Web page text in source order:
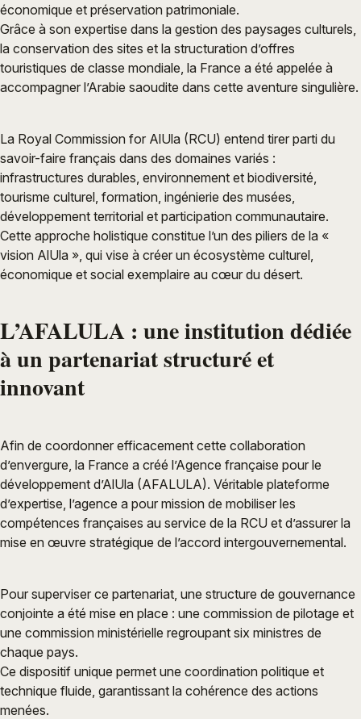
économique et préservation patrimoniale.
Grâce à son expertise dans la gestion des paysages culturels,
la conservation des sites et la structuration d’offres
touristiques de classe mondiale, la France a été appelée à
accompagner l’Arabie saoudite dans cette aventure singulière.
La Royal Commission for AlUla (RCU) entend tirer parti du
savoir-faire français dans des domaines variés :
infrastructures durables, environnement et biodiversité,
tourisme culturel, formation, ingénierie des musées,
développement territorial et participation communautaire.
Cette approche holistique constitue l’un des piliers de la «
vision AlUla », qui vise à créer un écosystème culturel,
économique et social exemplaire au cœur du désert.
L’AFALULA : une institution dédiée
à un partenariat structuré et
innovant
Afin de coordonner efficacement cette collaboration
d’envergure, la France a créé l’Agence française pour le
développement d’AlUla (AFALULA). Véritable plateforme
d’expertise, l’agence a pour mission de mobiliser les
compétences françaises au service de la RCU et d’assurer la
mise en œuvre stratégique de l’accord intergouvernemental.
Pour superviser ce partenariat, une structure de gouvernance
conjointe a été mise en place : une commission de pilotage et
une commission ministérielle regroupant six ministres de
chaque pays.
Ce dispositif unique permet une coordination politique et
technique fluide, garantissant la cohérence des actions
menées.